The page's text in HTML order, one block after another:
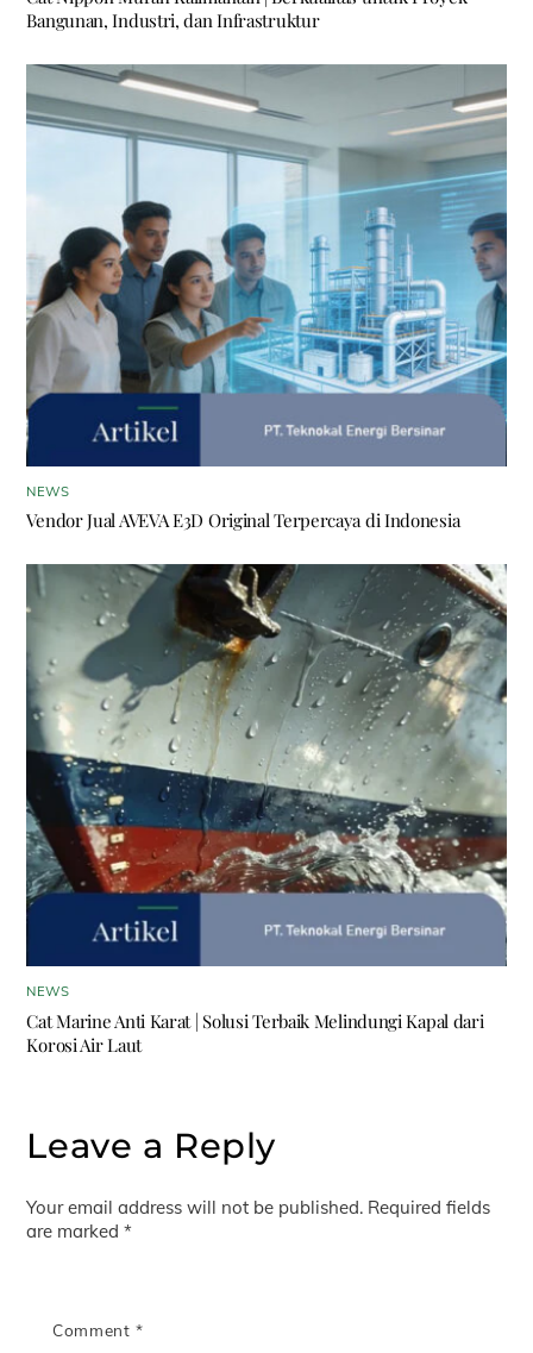
Bangunan, Industri, dan Infrastruktur
NEWS
Vendor Jual AVEVA E3D Original Terpercaya di Indonesia
NEWS
Cat Marine Anti Karat | Solusi Terbaik Melindungi Kapal dari
Korosi Air Laut
Leave a Reply
Your email address will not be published. Required fields
are marked*
Comment *